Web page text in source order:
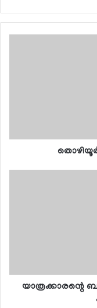
തൊഴിയൂര്‍
യാത്രക്കാരന്റെ